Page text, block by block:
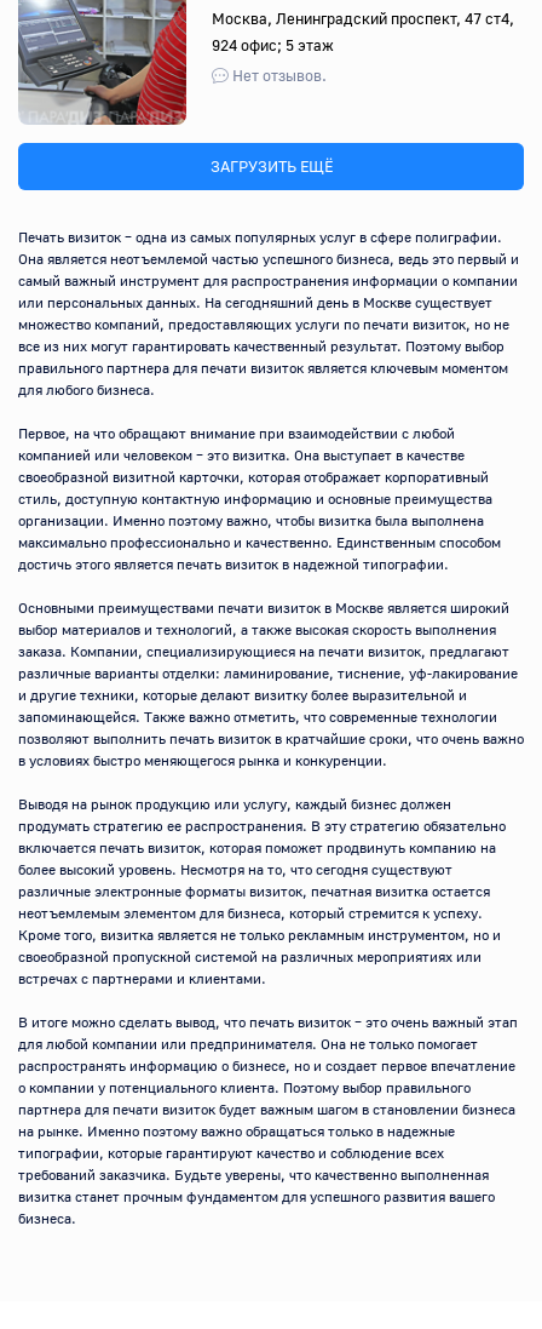
Назад ВпередМосква, Ленинградский проспект, 47 ст4,
924 офис; 5 этаж
Нет отзывов.
ЗАГРУЗИТЬ ЕЩЁ
Печать визиток – одна из самых популярных услуг в сфере полиграфии.
Она является неотъемлемой частью успешного бизнеса, ведь это первый и
самый важный инструмент для распространения информации о компании
или персональных данных. На сегодняшний день в Москве существует
множество компаний, предоставляющих услуги по печати визиток, но не
все из них могут гарантировать качественный результат. Поэтому выбор
правильного партнера для печати визиток является ключевым моментом
для любого бизнеса.
Первое, на что обращают внимание при взаимодействии с любой
компанией или человеком – это визитка. Она выступает в качестве
своеобразной визитной карточки, которая отображает корпоративный
стиль, доступную контактную информацию и основные преимущества
организации. Именно поэтому важно, чтобы визитка была выполнена
максимально профессионально и качественно. Единственным способом
достичь этого является печать визиток в надежной типографии.
Основными преимуществами печати визиток в Москве является широкий
выбор материалов и технологий, а также высокая скорость выполнения
заказа. Компании, специализирующиеся на печати визиток, предлагают
различные варианты отделки: ламинирование, тиснение, уф-лакирование
и другие техники, которые делают визитку более выразительной и
запоминающейся. Также важно отметить, что современные технологии
позволяют выполнить печать визиток в кратчайшие сроки, что очень важно
в условиях быстро меняющегося рынка и конкуренции.
Выводя на рынок продукцию или услугу, каждый бизнес должен
продумать стратегию ее распространения. В эту стратегию обязательно
включается печать визиток, которая поможет продвинуть компанию на
более высокий уровень. Несмотря на то, что сегодня существуют
различные электронные форматы визиток, печатная визитка остается
неотъемлемым элементом для бизнеса, который стремится к успеху.
Кроме того, визитка является не только рекламным инструментом, но и
своеобразной пропускной системой на различных мероприятиях или
встречах с партнерами и клиентами.
В итоге можно сделать вывод, что печать визиток – это очень важный этап
для любой компании или предпринимателя. Она не только помогает
распространять информацию о бизнесе, но и создает первое впечатление
о компании у потенциального клиента. Поэтому выбор правильного
партнера для печати визиток будет важным шагом в становлении бизнеса
на рынке. Именно поэтому важно обращаться только в надежные
типографии, которые гарантируют качество и соблюдение всех
требований заказчика. Будьте уверены, что качественно выполненная
визитка станет прочным фундаментом для успешного развития вашего
бизнеса.